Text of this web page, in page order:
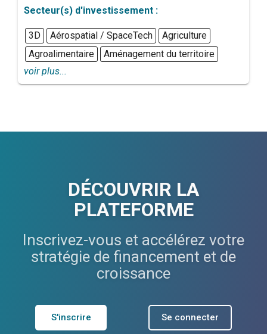
Secteur(s) d'investissement :
3D Aérospatial / SpaceTech
Agriculture
Agroalimentaire
Aménagement du territoire
voir plus...
DÉCOUVRIR LA
PLATEFORME
Inscrivez-vous et accélérez votre
stratégie de financement et de
croissance
S'inscrire Se connecter